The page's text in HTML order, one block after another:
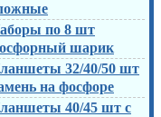
по 8 шт
шарик
32/40/50 шт
на фосфоре
40/45 шт с